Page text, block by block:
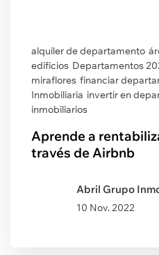
alquiler de departamento
edificios Departamentos
miraflores financiar
Inmobiliaria invertir en
inmobiliarios
Aprende a
través de Airbnb
Abril Grupo
10 Nov. 2022